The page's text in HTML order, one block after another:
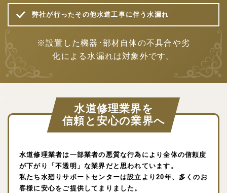
弊社が行ったその他水道工事に伴う水漏れ
※設置した機器･部材自体の不具合や劣
化による水漏れは対象外です。
水道修理業界を
信頼と安心の業界へ
水道修理業者は一部業者の悪質な行為により全体の信頼度
が下がり「不透明」な業界だと思われています。
私たち水廻りサポートセンターは設立より20年、多くのお
客様に安心をご提供してまりました。